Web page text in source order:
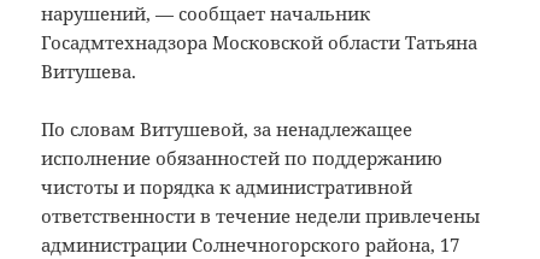
нарушений, — сообщает начальник
Госадмтехнадзора Московской области Татьяна
Витушева.
По словам Витушевой, за ненадлежащее
исполнение обязанностей по поддержанию
чистоты и порядка к административной
ответственности в течение недели привлечены
администрации Солнечногорского района, 17